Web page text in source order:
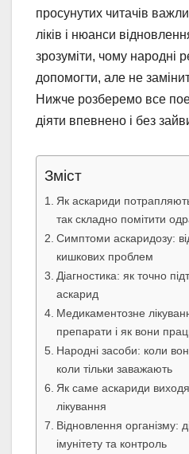
просунутих читачів
ліків і нюанси
зрозуміти, чому народні
допомогти, але не
Нижче розберемо все
діяти впевнено і без
Зміст
Як аскариди
так складно помітити
Симптоми аскаридозу:
кишкових проблем
Діагностика: як точно
аскарид
Медикаментозне
препарати і як вони
Народні засоби: коли
коли тільки заважають
Як саме аскариди
лікування
Відновлення організму:
імунітету та контроль